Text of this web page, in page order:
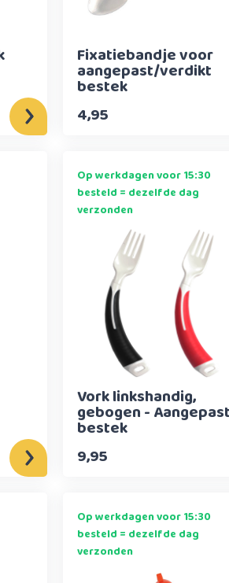
Fixatiebandje voor
aangepast/verdikt
bestek
4,95
Op werkdagen voor 15:30
besteld = dezelfde dag
verzonden
Vork linkshandig,
gebogen - Aangepast
bestek
9,95
Op werkdagen voor 15:30
besteld = dezelfde dag
verzonden